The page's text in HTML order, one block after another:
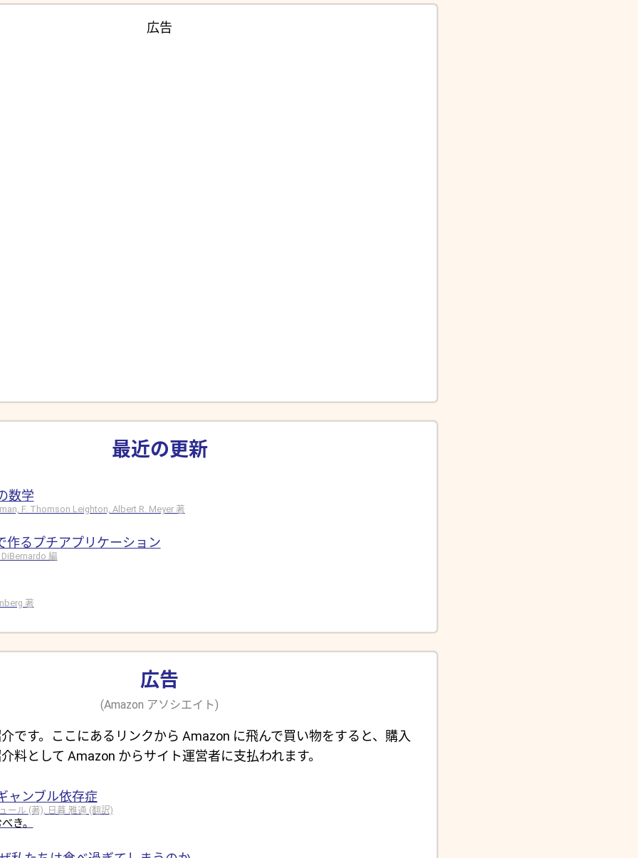
広告
最近の更新
数学
F. Thomson Leighton, Albert R. Meyer 著
作るプチアプリケーション
編
著
広告
(Amazon アソシエイト)
です。ここにあるリンクから Amazon に飛んで買い物をすると、購入
料として Amazon からサイト運営者に支払われます。
ャンブル依存症
ール (著), 日暮 雅通 (翻訳)
き。